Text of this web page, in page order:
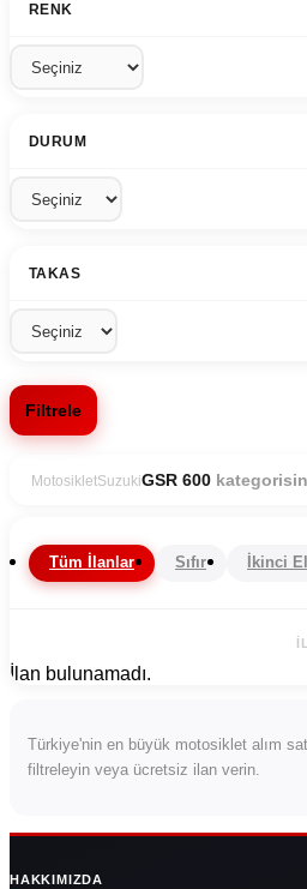
RENK
DURUM
TAKAS
Filtrele
MotosikletSuzukiGSR 600
Tüm İlanlar Sıfır İkinci El
İlan bulunamadı.
Türkiye'nin en büyük motosiklet alım
filtreleyin veya ücretsiz ilan verin.
HAKKIMIZDA